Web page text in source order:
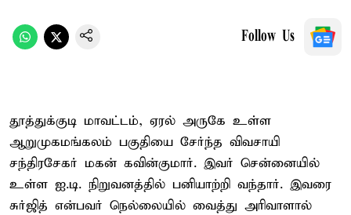
Follow Us
தூத்துக்குடி மாவட்டம், ஏரல் அருகே உள்ள
ஆறுமுகமங்கலம் பகுதியை சேர்ந்த விவசாயி
சந்திரசேகர் மகன் கவின்குமார். இவர் சென்னையில்
உள்ள ஐ.டி. நிறுவனத்தில் பனியாற்றி வந்தார். இவரை
சுர்ஜித் என்பவர் நெல்லையில் வைத்து அரிவாளால்